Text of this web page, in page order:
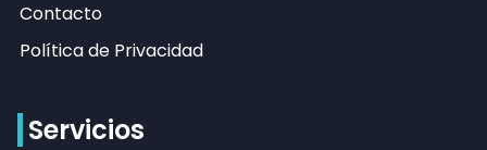
Contacto
Política de Privacidad
Servicios